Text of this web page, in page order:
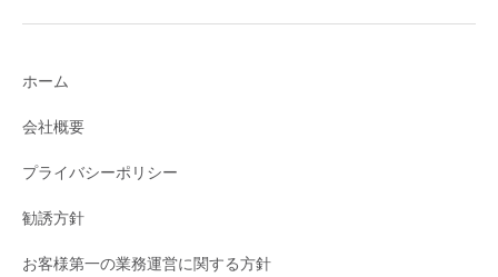
ホーム
会社概要
プライバシーポリシー
勧誘方針
お客様第一の業務運営に関する方針